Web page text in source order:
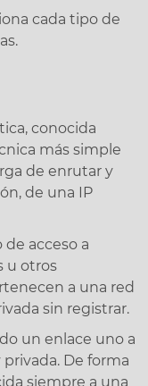
cada tipo de
conocida
más simple
de enrutar y
de una IP
acceso a
u otros
a una red
sin registrar.
un enlace uno a
De forma
siempre a una